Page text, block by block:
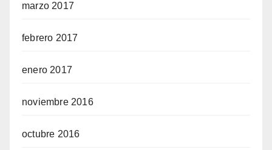
marzo 2017
febrero 2017
enero 2017
noviembre 2016
octubre 2016